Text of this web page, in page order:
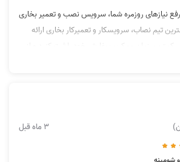
رفع نیازهای روزمره‌ شما، سرویس نصب و تعمیر بخاری
تیم نصاب، سرویسکار و تعمیرکار بخاری ارائه
ما کمک بگیرید. تمامی برندها و مدل‌های مختلف
که در سرویس تعمیر بخاری گازی در محل
زیر خواهد شد!
سرویس بخاری گازی معمولی با تعویض
3 ماه قبل